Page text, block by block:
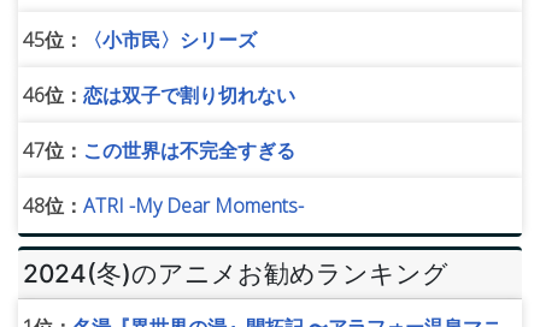
45位： 〈小市民〉シリーズ
46位： 恋は双子で割り切れない
47位： この世界は不完全すぎる
48位： ATRI -My Dear Moments-
2024(冬)のアニメお勧めランキング